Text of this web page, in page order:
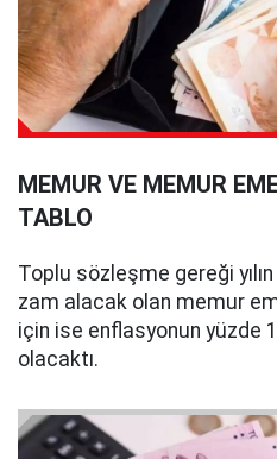
MEMUR VE MEMUR
TABLO
Toplu sözleşme gereği
zam alacak olan memur
için ise enflasyonun yüzde
olacaktı.